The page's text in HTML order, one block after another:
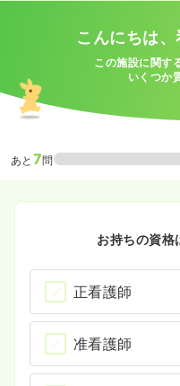
こんにちは
この施設に関す
いくつか
あと 7問
お持ちの資格
正看護師
准看護師